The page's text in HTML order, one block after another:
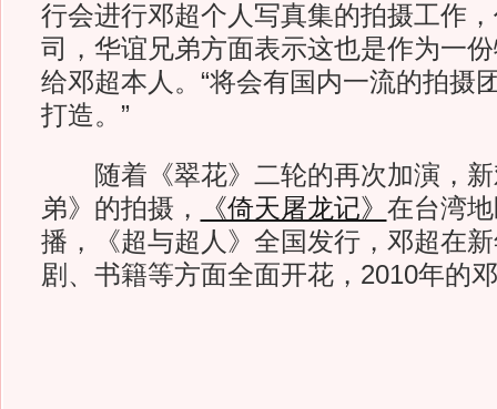
行会进行邓超个人写真集的拍摄工作
司，华谊兄弟方面表示这也是作为一
给邓超本人。“将会有国内一流的拍摄
打造。”
随着《翠花》二轮的再次加演，新
弟》的拍摄，
《倚天屠龙记》 在台湾
播，《超与超人》全国发行，邓超在
剧、书籍等方面全面开花，2010年的